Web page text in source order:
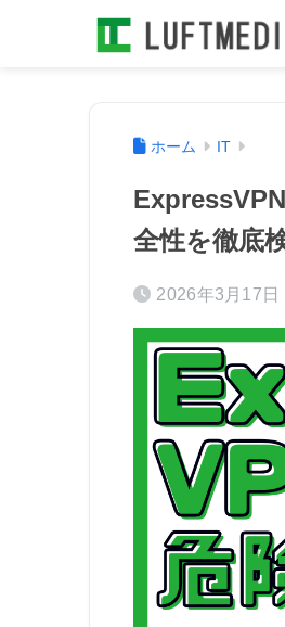
ホーム IT
全性を徹底
2026年3月17日